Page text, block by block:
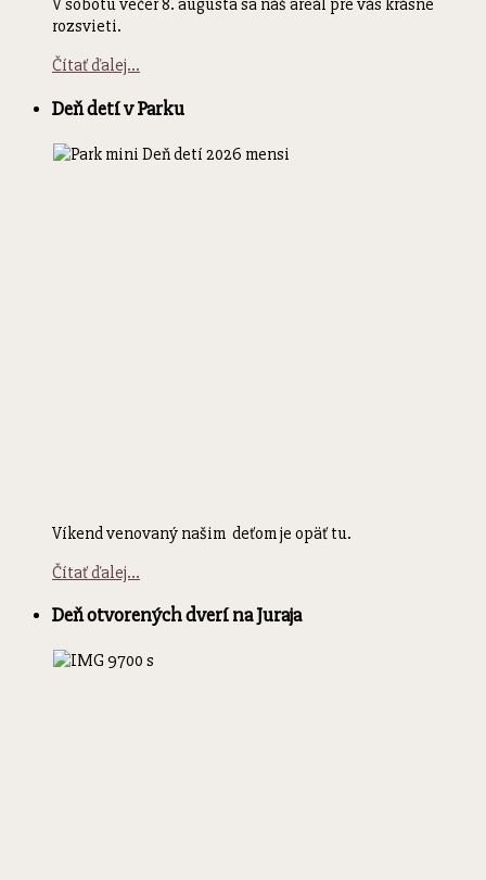
V sobotu večer 8. augusta sa náš areál pre vás krásne
rozsvieti.
Čítať ďalej...
Deň detí v Parku
Víkend venovaný našim deťom je opäť tu.
Čítať ďalej...
Deň otvorených dverí na Juraja